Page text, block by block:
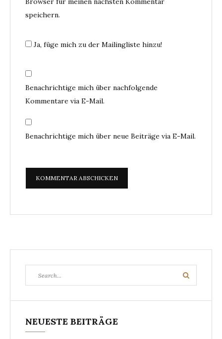
speichern.
Ja, füge mich zu der Mailingliste hinzu!
Benachrichtige mich über nachfolgende
Kommentare via E-Mail.
Benachrichtige mich über neue Beiträge via E-Mail.
for:
Search
NEUESTE BEITRÄGE